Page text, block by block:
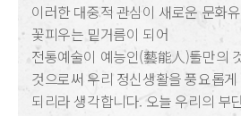
이러한 대중적 관심이 새로운 문화
꽃피우는 밑거름이 되어
전통예술이 예능인(藝能人)들만의
것으로써 우리 정신생활을 풍요롭
되리라 생각합니다. 오늘 우리의 부